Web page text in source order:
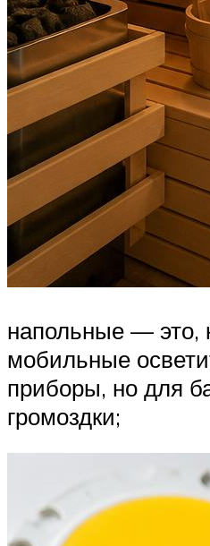
напольные — это,
мобильные
приборы, но для
громоздки;